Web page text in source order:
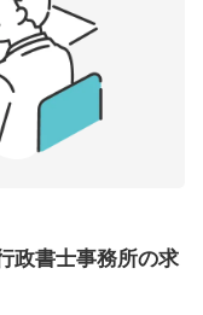
政書士事務所の求